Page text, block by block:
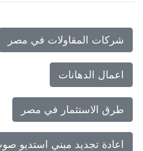
شركات المقاولات في مصر
اعمال الدهانات
طرق الاستثمار في مصر
اعادة تجديد مبني استديو صوت